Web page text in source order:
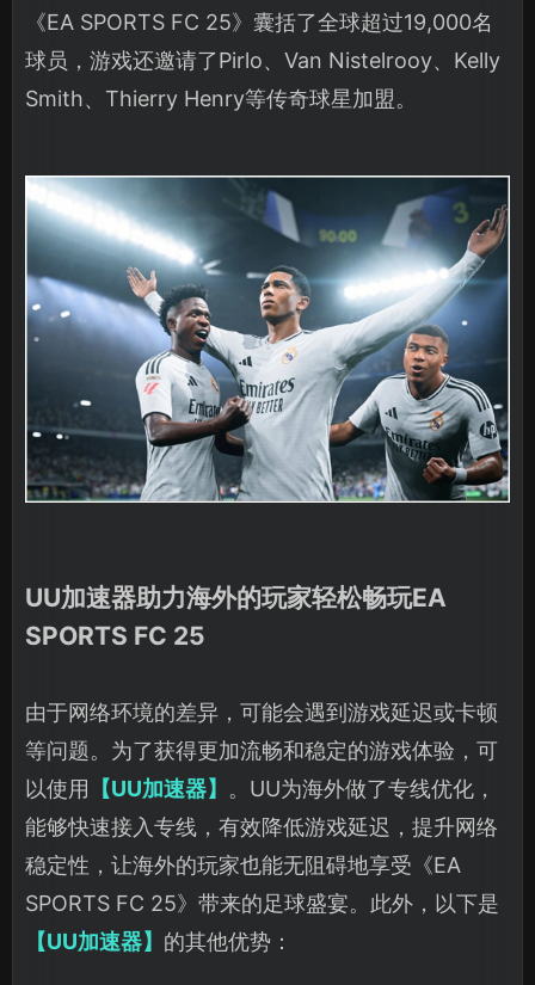
《EA SPORTS FC 25》囊括了全球超过19,000名
球员，游戏还邀请了Pirlo、Van Nistelrooy、Kelly
Smith、Thierry Henry等传奇球星加盟。
UU加速器助力海外的玩家轻松畅玩EA
SPORTS FC 25
由于网络环境的差异，可能会遇到游戏延迟或卡顿
等问题。为了获得更加流畅和稳定的游戏体验，可
以使用
【UU加速器】 。UU为海外做了专线优化，
能够快速接入专线，有效降低游戏延迟，提升网络
稳定性，让海外的玩家也能无阻碍地享受《EA
SPORTS FC 25》带来的足球盛宴。此外，以下是
【UU加速器】 的其他优势：